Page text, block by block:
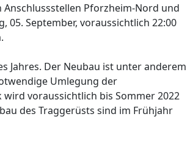
Pforzheim-Nord und
05. September, voraussichtlich 22:00
Jahres. Der Neubau ist unter anderem
Umlegung der
voraussichtlich bis Sommer 2022
des Traggerüsts sind im Frühjahr